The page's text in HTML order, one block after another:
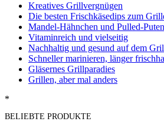
Kreatives Grillvergnügen
Die besten Frischkäsedips zum
Mandel-Hähnchen und Pulled-
Vitaminreich und vielseitig
Nachhaltig und gesund auf dem
Schneller marinieren, länger
Gläsernes Grillparadies
Grillen, aber mal anders
*
BELIEBTE PRODUKTE